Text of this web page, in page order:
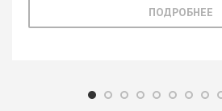
ПОДРОБНЕЕ